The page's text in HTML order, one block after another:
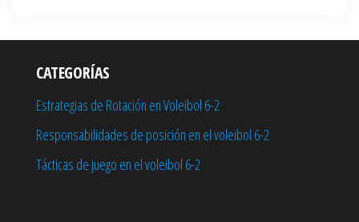
CATEGORÍAS
Estrategias de Rotación en Voleibol 6-2
Responsabilidades de posición en el voleibol 6-2
Tácticas de juego en el voleibol 6-2